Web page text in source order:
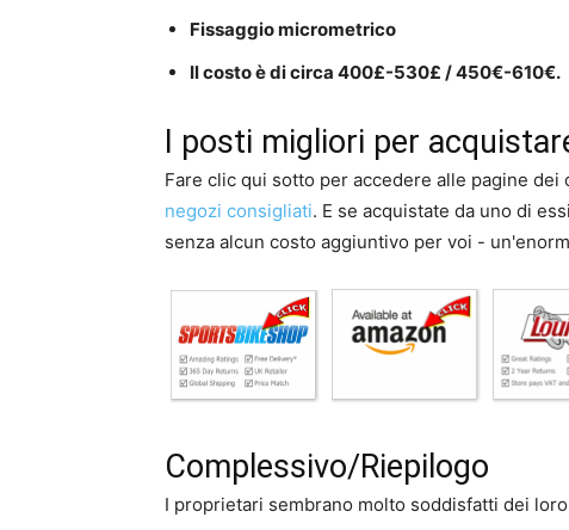
Fissaggio micrometrico
Il costo è di circa 400£-530£ / 450€-610€.
I posti migliori per
Fare clic qui sotto per accedere alle pagine
negozi consigliati. E se acquistate da uno di
senza alcun costo aggiuntivo per voi -
Complessivo/Riepilogo
I proprietari sembrano molto soddisfatti dei